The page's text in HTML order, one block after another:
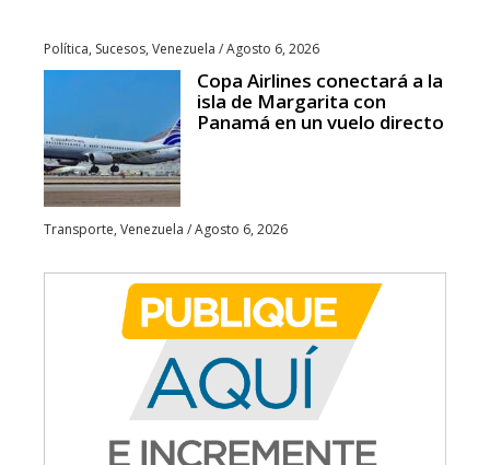
Política, Sucesos, Venezuela /Agosto 6, 2026
Copa Airlines conectará a la
isla de Margarita con
Panamá en un vuelo directo
Transporte, Venezuela /Agosto 6, 2026